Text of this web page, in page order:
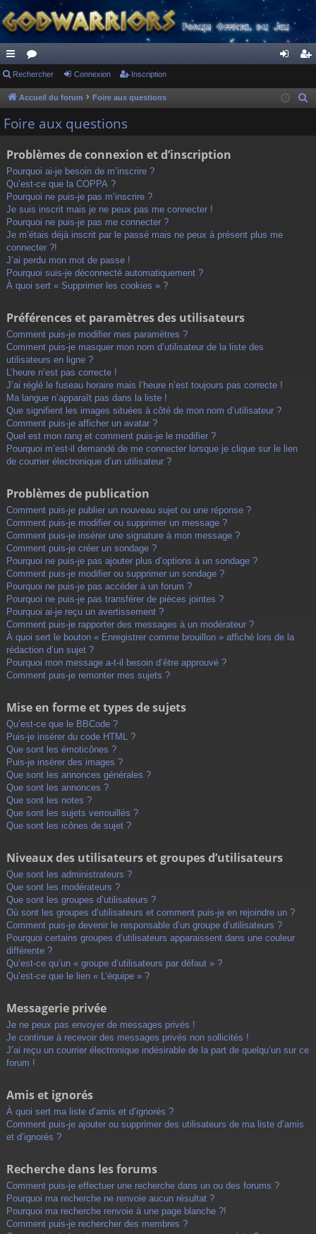
ac
co
ur
s
or
u ne cri
Rechercher Connexion Inscription
Accueil du forum Foire aux questions
Foire aux questions
Problèmes de connexion et d’inscription
Pourquoi ai-je besoin de m’inscrire ?
Qu’est-ce que la COPPA ?
Pourquoi ne puis-je pas m’inscrire ?
Je suis inscrit mais je ne peux pas me connecter !
Pourquoi ne puis-je pas me connecter ?
Je m’étais déjà inscrit par le passé mais ne peux à présent plus me
connecter ?!
J’ai perdu mon mot de passe !
Pourquoi suis-je déconnecté automatiquement ?
À quoi sert « Supprimer les cookies » ?
Préférences et paramètres des utilisateurs
Comment puis-je modifier mes paramètres ?
Comment puis-je masquer mon nom d’utilisateur de la liste des
utilisateurs en ligne ?
L’heure n’est pas correcte !
J’ai réglé le fuseau horaire mais l’heure n’est toujours pas correcte !
Ma langue n’apparaît pas dans la liste !
Que signifient les images situées à côté de mon nom d’utilisateur ?
Comment puis-je afficher un avatar ?
Quel est mon rang et comment puis-je le modifier ?
Pourquoi m’est-il demandé de me connecter lorsque je clique sur le lien
de courrier électronique d’un utilisateur ?
Problèmes de publication
Comment puis-je publier un nouveau sujet ou une réponse ?
Comment puis-je modifier ou supprimer un message ?
Comment puis-je insérer une signature à mon message ?
Comment puis-je créer un sondage ?
Pourquoi ne puis-je pas ajouter plus d’options à un sondage ?
Comment puis-je modifier ou supprimer un sondage ?
Pourquoi ne puis-je pas accéder à un forum ?
Pourquoi ne puis-je pas transférer de pièces jointes ?
Pourquoi ai-je reçu un avertissement ?
Comment puis-je rapporter des messages à un modérateur ?
À quoi sert le bouton « Enregistrer comme brouillon » affiché lors de la
rédaction d’un sujet ?
Pourquoi mon message a-t-il besoin d’être approuvé ?
Comment puis-je remonter mes sujets ?
Mise en forme et types de sujets
Qu’est-ce que le BBCode ?
Puis-je insérer du code HTML ?
Que sont les émoticônes ?
Puis-je insérer des images ?
Que sont les annonces générales ?
Que sont les annonces ?
Que sont les notes ?
Que sont les sujets verrouillés ?
Que sont les icônes de sujet ?
Niveaux des utilisateurs et groupes d’utilisateurs
Que sont les administrateurs ?
Que sont les modérateurs ?
Que sont les groupes d’utilisateurs ?
Où sont les groupes d’utilisateurs et comment puis-je en rejoindre un ?
Comment puis-je devenir le responsable d’un groupe d’utilisateurs ?
Pourquoi certains groupes d’utilisateurs apparaissent dans une couleur
différente ?
Qu’est-ce qu’un « groupe d’utilisateurs par défaut » ?
Qu’est-ce que le lien « L’équipe » ?
Messagerie privée
Je ne peux pas envoyer de messages privés !
Je continue à recevoir des messages privés non sollicités !
J’ai reçu un courrier électronique indésirable de la part de quelqu’un sur ce
forum !
Amis et ignorés
À quoi sert ma liste d’amis et d’ignorés ?
Comment puis-je ajouter ou supprimer des utilisateurs de ma liste d’amis
et d’ignorés ?
Recherche dans les forums
Comment puis-je effectuer une recherche dans un ou des forums ?
Pourquoi ma recherche ne renvoie aucun résultat ?
Pourquoi ma recherche renvoie à une page blanche ?!
Comment puis-je rechercher des membres ?